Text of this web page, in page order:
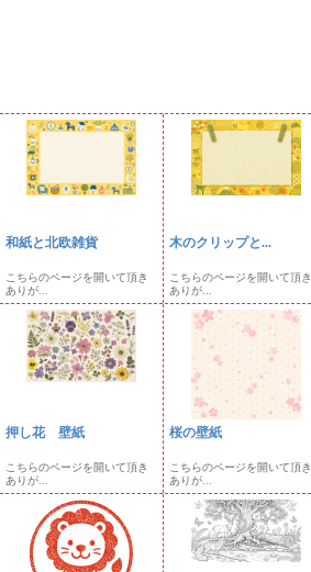
和紙と北欧雑貨
こちらのページを開いて頂き
ありが...
木のクリップと...
こちらのページを開いて頂き
ありが...
押し花 壁紙
こちらのページを開いて頂き
ありが...
桜の壁紙
こちらのページを開いて頂き
ありが...